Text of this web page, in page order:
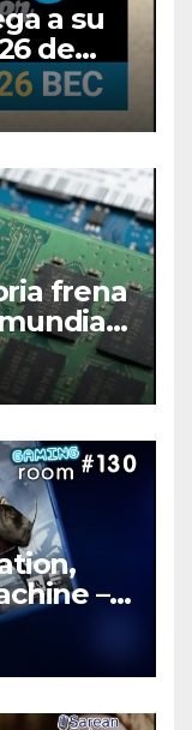
a su
de
frena
–